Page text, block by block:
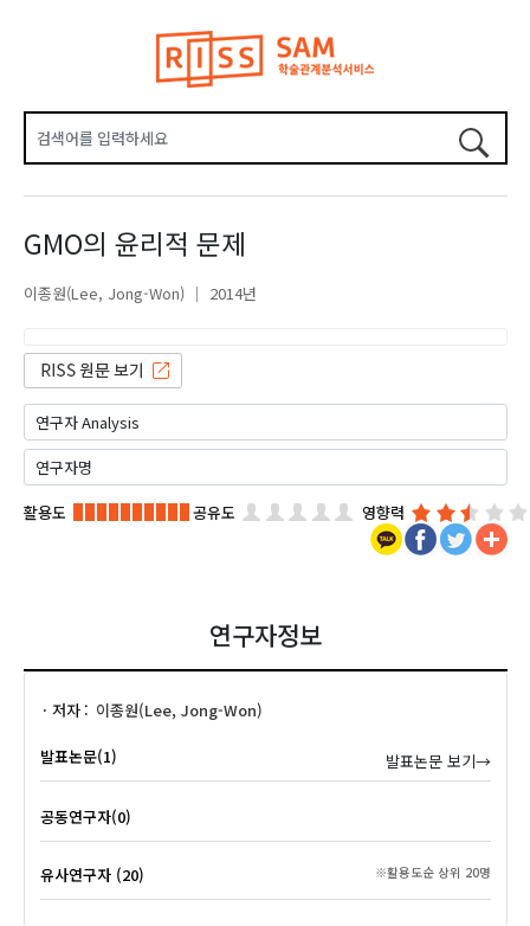
GMO의 윤리적 문제
이종원(Lee, Jong-Won) 2014년
활용도 공유도 영향력
연구자정보
저자 이종원(Lee, Jong-Won)
발표논문(1) 발표논문 보기→
공동연구자(0)
유사연구자 (20) ※활용도순 상위 20명